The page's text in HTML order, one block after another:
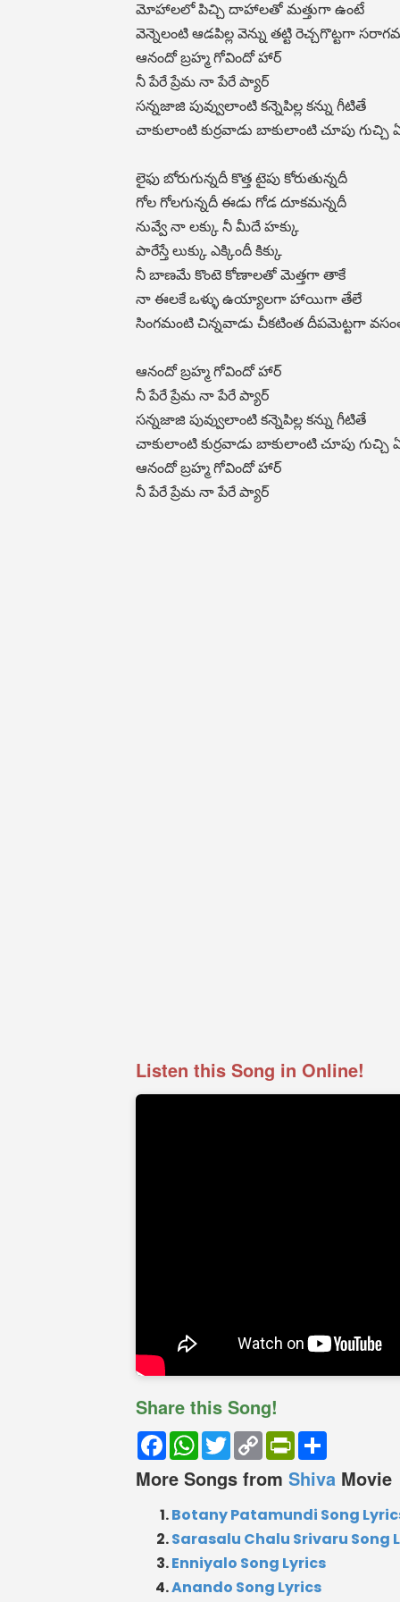
మోహాలలో పిచ్చి దాహాలతో మత్తుగా ఉంటే
వెన్నెలంటి ఆడపిల్ల వెన్ను తట్టి రెచ్చగొట్టగా
ఆనందో బ్రహ్మ గోవిందో హార్
నీ పేరే ప్రేమ నా పేరే ప్యార్
సన్నజాజి పువ్వులాంటి కన్నెపిల్ల కన్ను గీటితే
చాకులాంటి కుర్రవాడు బాకులాంటి చూపు గుచ్చి
లైఫు బోరుగున్నదీ కొత్త టైపు కోరుతున్నదీ
గోల గోలగున్నదీ ఈడు గోడ దూకమన్నదీ
నువ్వే నా లక్కు నీ మీదే హక్కు
పారేస్తే లుక్కు ఎక్కిందీ కిక్కు
నీ బాణమే కొంటె కోణాలతో మెత్తగా తాకే
నా ఈలకే ఒళ్ళు ఉయ్యాలగా హాయిగా తేలే
సింగమంటి చిన్నవాడు చీకటింత దీపమెట్టగా
ఆనందో బ్రహ్మ గోవిందో హార్
నీ పేరే ప్రేమ నా పేరే ప్యార్
సన్నజాజి పువ్వులాంటి కన్నెపిల్ల కన్ను గీటితే
చాకులాంటి కుర్రవాడు బాకులాంటి చూపు గుచ్చి
ఆనందో బ్రహ్మ గోవిందో హార్
నీ పేరే ప్రేమ నా పేరే ప్యార్
Listen this Song in Online!
Share this Song!
FacebookWhatsApp
TwitterCopy
Link
PrintFriendly
More Songs from Shiva Movie
Botany Patamundi Song
Sarasalu Chalu Srivaru Song
Enniyalo Song Lyrics
Anando Song Lyrics